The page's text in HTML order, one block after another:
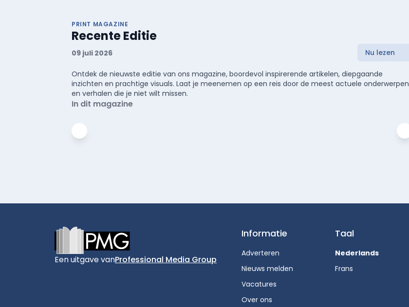
PRINT MAGAZINE
Recente Editie
09 juli 2026 Nu lezen
Ontdek de nieuwste editie van ons magazine, boordevol inspirerende artikelen, diepgaande
inzichten en prachtige visuals. Laat je meenemen op een reis door de meest actuele onderwerpen
en verhalen die je niet wilt missen.
In dit magazine
Een uitgave vanProfessional Media Group
Informatie
Adverteren
Nieuws melden
Vacatures
Over ons
Taal
Nederlands
Frans